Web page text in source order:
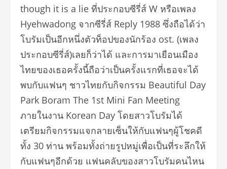
though it is a lie ที่ประกอบซีรี่ส์ W หรือเพลง
Hyehwadong จากซีรี่ส์ Reply 1988 ซึ่งถือได้ว่า
โบรัมเป็นอีกหนึ่งตัวท็อปของนักร้อง ost. (เพลง
ประกอบซีรี่ส์)เลยก็ว่าได้ และการมาเยือนเมือง
ไทยของเธอครั้งนี้ถือว่าเป็นครั้งแรกที่เธอจะได้
พบกับแฟนๆ ชาวไทยกับกิจกรรม Beautiful Day
Park Boram The 1st Mini Fan Meeting
ภายในงาน Korean Day โดยสาวโบรัมได้
เตรียมกิจกรรมแจกลายเซ็นให้กับแฟนๆผู้โชคดี
ทั้ง 30 ท่าน พร้อมทั้งถ่ายรูปหมู่เพื่อเป็นที่ระลึกให้
กับแฟนๆอีกด้วย แฟนคลับของสาวโบรัมคนไหน